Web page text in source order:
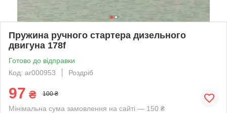
Пружина ручного стартера дизельного
двигуна 178f
Готово до відправки
Код: ar000953
Роздріб
97 ₴ 100 ₴
Мінімальна сума замовлення на сайті — 150 ₴